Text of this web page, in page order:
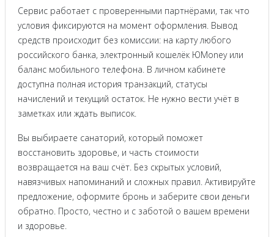
Сервис работает с проверенными партнёрами, так что
условия фиксируются на момент оформления. Вывод
средств происходит без комиссии: на карту любого
российского банка, электронный кошелёк ЮMoney или
баланс мобильного телефона. В личном кабинете
доступна полная история транзакций, статусы
начислений и текущий остаток. Не нужно вести учёт в
заметках или ждать выписок.
Вы выбираете санаторий, который поможет
восстановить здоровье, и часть стоимости
возвращается на ваш счёт. Без скрытых условий,
навязчивых напоминаний и сложных правил. Активируйте
предложение, оформите бронь и заберите свои деньги
обратно. Просто, честно и с заботой о вашем времени
и здоровье.